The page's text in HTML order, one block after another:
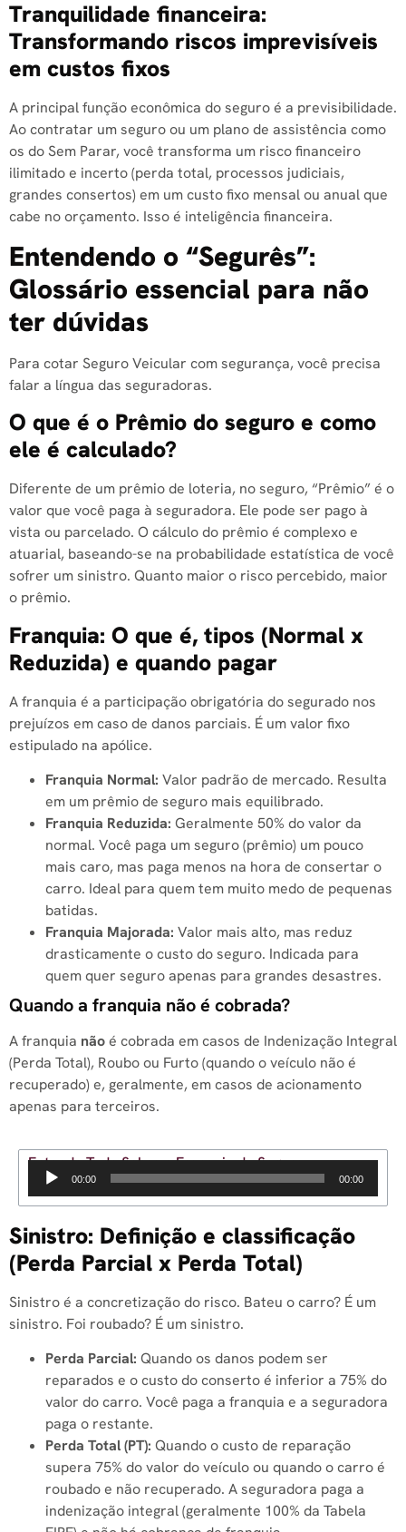
Tranquilidade financeira:
Transformando riscos imprevisíveis
em custos fixos
A principal função econômica do seguro é a previsibilidade.
Ao contratar um seguro ou um plano de assistência como
os do Sem Parar, você transforma um risco financeiro
ilimitado e incerto (perda total, processos judiciais,
grandes consertos) em um custo fixo mensal ou anual que
cabe no orçamento. Isso é inteligência financeira.
Entendendo o “Segurês”:
Glossário essencial para não
ter dúvidas
Para cotar Seguro Veicular com segurança, você precisa
falar a língua das seguradoras.
O que é o Prêmio do seguro e como
ele é calculado?
Diferente de um prêmio de loteria, no seguro, “Prêmio” é o
valor que você paga à seguradora. Ele pode ser pago à
vista ou parcelado. O cálculo do prêmio é complexo e
atuarial, baseando-se na probabilidade estatística de você
sofrer um sinistro. Quanto maior o risco percebido, maior
o prêmio.
Franquia: O que é, tipos (Normal x
Reduzida) e quando pagar
A franquia é a participação obrigatória do segurado nos
prejuízos em caso de danos parciais. É um valor fixo
estipulado na apólice.
Franquia Normal: Valor padrão de mercado. Resulta
em um prêmio de seguro mais equilibrado.
Franquia Reduzida: Geralmente 50% do valor da
normal. Você paga um seguro (prêmio) um pouco
mais caro, mas paga menos na hora de consertar o
carro. Ideal para quem tem muito medo de pequenas
batidas.
Franquia Majorada: Valor mais alto, mas reduz
drasticamente o custo do seguro. Indicada para
quem quer seguro apenas para grandes desastres.
Quando a franquia não é cobrada?
A franquia nãoé cobrada em casos de Indenização Integral
(Perda Total), Roubo ou Furto (quando o veículo não é
recuperado) e, geralmente, em casos de acionamento
apenas para terceiros.
Entenda Tudo Sobre a Franquia do Seguro
Tocador
de
00:00 00:00
Sinistro: Definição e classificação
(Perda Parcial x Perda Total)
Sinistro é a concretização do risco. Bateu o carro? É um
sinistro. Foi roubado? É um sinistro.
Perda Parcial: Quando os danos podem ser
reparados e o custo do conserto é inferior a 75% do
valor do carro. Você paga a franquia e a seguradora
paga o restante.
Perda Total (PT): Quando o custo de reparação
supera 75% do valor do veículo ou quando o carro é
roubado e não recuperado. A seguradora paga a
indenização integral (geralmente 100% da Tabela